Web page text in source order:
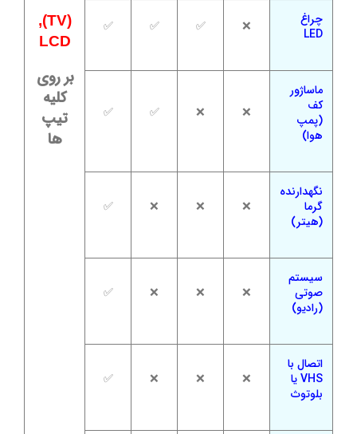
(TV),
LCD
بر روی
کلیه
تیپ
ها
چراغ
LED
❌
✅
✅
✅
ماساژور
کف
(پمپ
هوا)
❌
❌
✅
✅
نگهدارنده
گرما
(هیتر)
❌
❌
❌
✅
سیستم
صوتی
(رادیو)
❌
❌
❌
✅
اتصال با
VHS یا
بلوتوث
❌
❌
❌
✅